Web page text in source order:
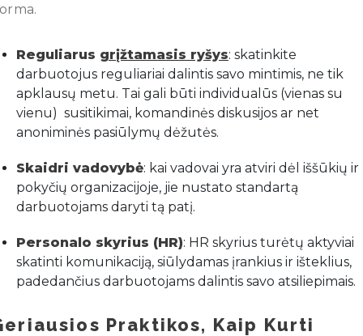
Reguliarus grįžtamasis ryšys: skatinkite
darbuotojus reguliariai dalintis savo mintimis, ne tik
apklausų metu. Tai gali būti individualūs (vienas su
vienu) susitikimai, komandinės diskusijos ar net
anoniminės pasiūlymų dėžutės.
Skaidri vadovybė: kai vadovai yra atviri dėl iššūkių ir
pokyčių organizacijoje, jie nustato standartą
darbuotojams daryti tą patį.
Personalo skyrius (HR): HR skyrius turėtų aktyviai
skatinti komunikaciją, siūlydamas įrankius ir išteklius,
padedančius darbuotojams dalintis savo atsiliepimais.
Praktikos, Kaip Kurti